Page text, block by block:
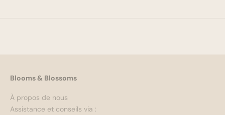
Blooms & Blossoms
À propos de nous
Assistance et conseils via :